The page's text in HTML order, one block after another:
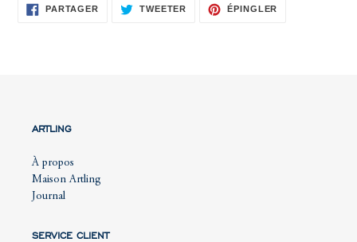
PARTAGER PARTAGERTWEETER TWEETERÉPINGLER
ARTLING
À propos
Maison Artling
Journal
SERVICE CLIENT